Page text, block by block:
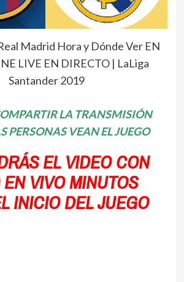
Madrid Hora y Dónde Ver EN
LIVE EN DIRECTO | LaLiga
Santander 2019
LA TRANSMISIÓN
PERSONAS VEAN EL JUEGO
EL VIDEO CON
VIVO MINUTOS
INICIO DEL JUEGO